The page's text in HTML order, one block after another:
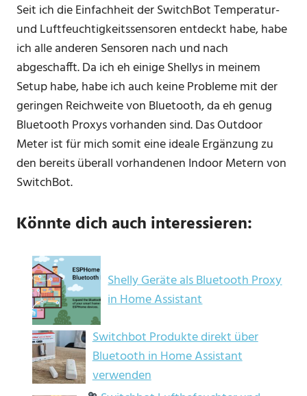
Seit ich die Einfachheit der SwitchBot Temperatur-
und Luftfeuchtigkeitssensoren entdeckt habe, habe
ich alle anderen Sensoren nach und nach
abgeschafft. Da ich eh einige Shellys in meinem
Setup habe, habe ich auch keine Probleme mit der
geringen Reichweite von Bluetooth, da eh genug
Bluetooth Proxys vorhanden sind. Das Outdoor
Meter ist für mich somit eine ideale Ergänzung zu
den bereits überall vorhandenen Indoor Metern von
SwitchBot.
Könnte dich auch interessieren:
Shelly Geräte als Bluetooth Proxy
in Home Assistant
Switchbot Produkte direkt über
Bluetooth in Home Assistant
verwenden